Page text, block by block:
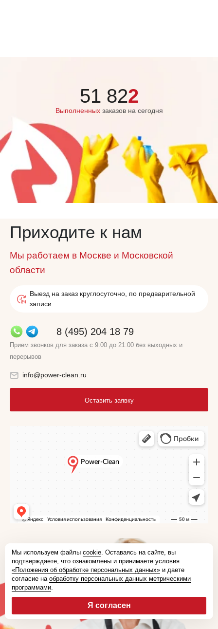
51 822
Выполненныхзаказов на сегодня
Приходите к нам
Мы работаем в Москве и Московской
области
Выезд на заказ круглосуточно, по предварительной
записи
8 (495) 204 18 79
Прием звонков для заказа с 9:00 до 21:00 без выходных и
перерывов
info@power-clean.ru
Оставить заявку
Мы используем файлы cookie. Оставаясь на сайте, вы
подтверждаете, что ознакомлены и принимаете условия
«Положения об обработке персональных данных» и даете
согласие на обработку персональных данных метрическими
программами.
Я согласен